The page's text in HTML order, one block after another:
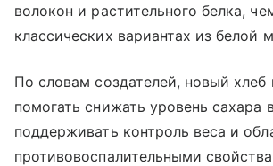
волокон и растительного белка,
классических вариантах из белой
По словам создателей, новый
помогать снижать уровень сахара
поддерживать контроль веса и
противовоспалительными